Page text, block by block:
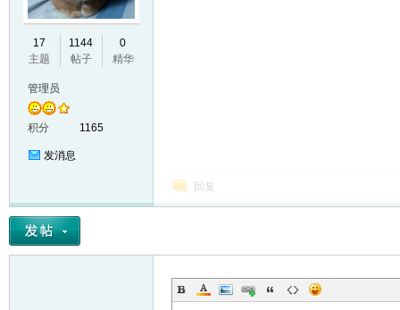
M
17
主题
1144
帖子
0
精华
管理员
积分 1165
发消息
回复